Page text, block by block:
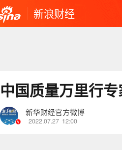
新浪财经
中国质量万里行
新华财经官方微博
2022.07.27 12:00